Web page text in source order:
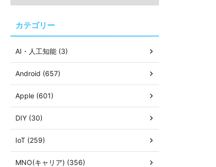
カテゴリー
AI・人工知能 (3)
Android (657)
Apple (601)
DIY (30)
IoT (259)
MNO(キャリア) (356)